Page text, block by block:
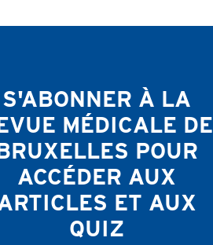
S'ABONNER À LA
MÉDICALE DE
POUR
ACCÉDER AUX
ET AUX
QUIZ